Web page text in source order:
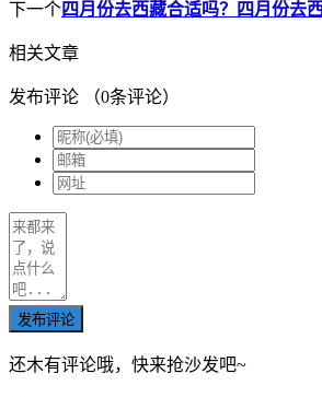
下一个四月份去西藏合适吗？四月份去
相关文章
发布评论 （0条评论）
发布评论
还木有评论哦，快来抢沙发吧~